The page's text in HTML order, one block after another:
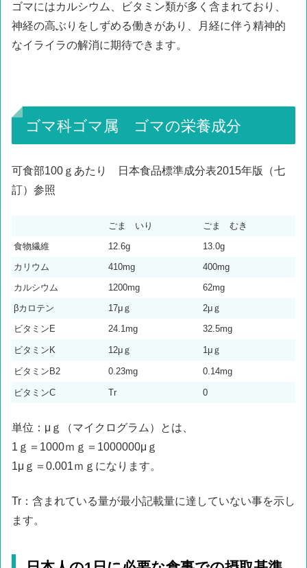
ゴマにはカルシウム、ビタミン類が多く含まれており、
神経の高ぶりをしずめる働きがあり、月経に伴う精神的
なイライラの解消に期待できます。
ゴマ科ゴマ属 ゴマの栄養成分
可食部100ｇあたり 日本食品標準成分表2015年版（七
訂）参照
ごま いり
ごま むき
食物繊維
12.6g
13.0g
カリウム
410mg
400mg
カルシウム
1200mg
62mg
βカロテン
17μｇ
2μｇ
ビタミンE
24.1mg 32.5mg
ビタミンK 12μｇ 1μｇ
ビタミンB2 0.23mg 0.14mg
ビタミンC Tr 0
単位：μｇ（マイクログラム）とは、
1ｇ＝1000ｍｇ＝1000000μｇ
1μｇ＝0.001ｍｇになります。
Tr：含まれている量が最小記載量に達していない事を示し
ます。